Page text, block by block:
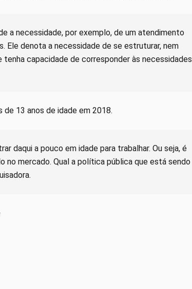
a necessidade, por exemplo, de um atendimento
Ele denota a necessidade de se estruturar, nem
capacidade de corresponder às necessidades
de 13 anos de idade em 2018.
daqui a pouco em idade para trabalhar. Ou seja, é
no mercado. Qual a política pública que está sendo